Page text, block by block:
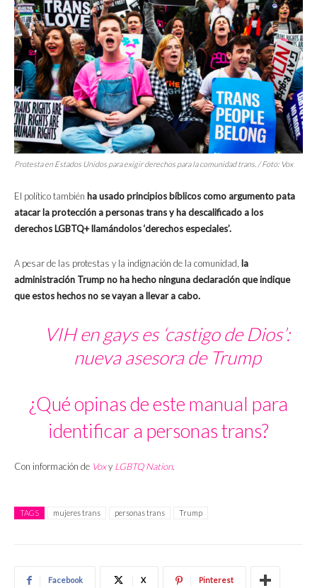
Protesta en Estados Unidos para exigir derechos para la comunidad trans. / Foto: Vox
El político también ha usado principios bíblicos como argumento pata
atacar la protección a personas trans y ha descalificado a los
derechos LGBTQ+ llamándolos ‘derechos especiales’.
A pesar de las protestas y la indignación de la comunidad, la
administración Trump no ha hecho ninguna declaración que indique
que estos hechos no se vayan a llevar a cabo.
VIH en gays es ‘castigo de Dios’:
nueva asesora de Trump
¿Qué opinas de este manual para
identificar a personas trans?
Con información de Voxy LGBTQ Nation.
TAGS mujeres trans personas trans Trump
Facebook X Pinterest